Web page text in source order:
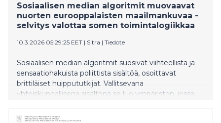
Sosiaalisen median algoritmit muovaavat
nuorten eurooppalaisten maailmankuvaa -
selvitys valottaa somen toimintalogiikkaa
10.3.2026 05:29:25 EET | Sitra | Tiedote
Sosiaalisen median algoritmit suosivat viihteellistä ja
sensaatiohakuista poliittista sisältöä, osoittavat
brittiläiset huippututkijat. Vallitsevana
yhteiskunnallisena sisältönä se luo ympäristön, jossa
hankalaa.